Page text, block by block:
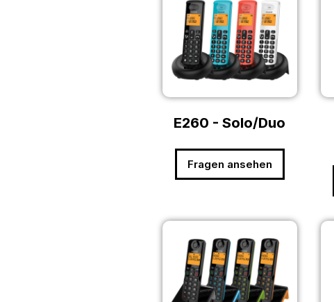
E260 - Solo/Duo
Fragen ansehen